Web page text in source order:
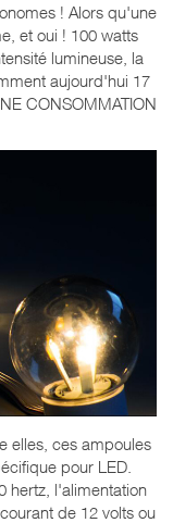
! Alors qu'une
et oui ! 100 watts
lumineuse, la
aujourd'hui 17
CONSOMMATION
elles, ces ampoules
pour LED.
hertz, l'alimentation
de 12 volts ou